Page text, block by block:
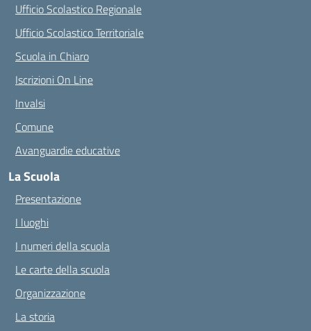
Ufficio Scolastico Regionale
Ufficio Scolastico Territoriale
Scuola in Chiaro
Iscrizioni On Line
Invalsi
Comune
Avanguardie educative
La Scuola
Presentazione
I luoghi
I numeri della scuola
Le carte della scuola
Organizzazione
La storia